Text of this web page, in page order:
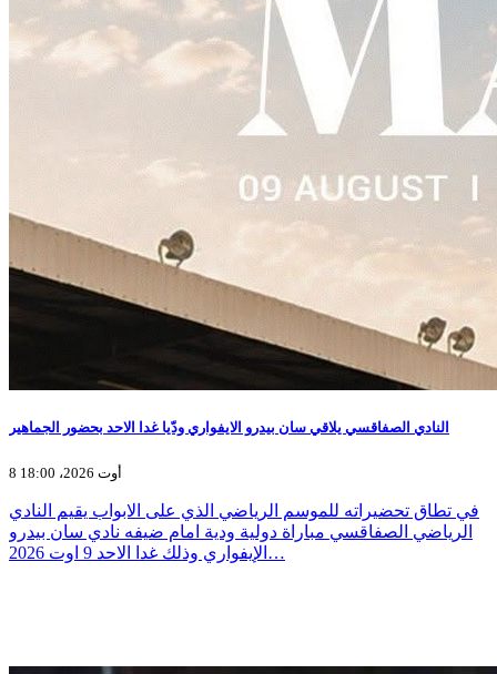
النادي الصفاقسي يلاقي سان بيدرو الايفواري ودّيا غدا الاحد بحضور الجماهير
8 أوت 2026، 18:00
في تطاق تحضيراته للموسم الرياضي الذي على الابواب يقيم النادي
الرياضي الصفاقسي مباراة دولية ودية امام ضيفه نادي سان بيدرو
الإيفواري وذلك غدا الاحد 9 اوت 2026…